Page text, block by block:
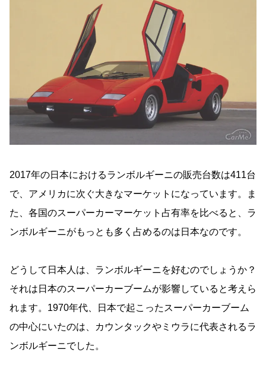
2017年の日本におけるランボルギーニの販売台数は411台
で、アメリカに次ぐ大きなマーケットになっています。ま
た、各国のスーパーカーマーケット占有率を比べると、ラ
ンボルギーニがもっとも多く占めるのは日本なのです。
どうして日本人は、ランボルギーニを好むのでしょうか？
それは日本のスーパーカーブームが影響していると考えら
れます。1970年代、日本で起こったスーパーカーブーム
の中心にいたのは、カウンタックやミウラに代表されるラ
ンボルギーニでした。